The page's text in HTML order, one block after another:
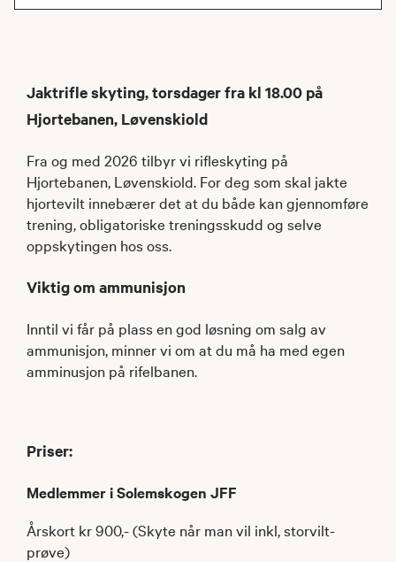
Jaktrifle skyting, torsdager fra kl 18.00 på
Hjortebanen, Løvenskiold
Fra og med 2026 tilbyr vi rifleskyting på
Hjortebanen, Løvenskiold. For deg som skal jakte
hjortevilt innebærer det at du både kan gjennomføre
trening, obligatoriske treningsskudd og selve
oppskytingen hos oss.
Viktig om ammunisjon
Inntil vi får på plass en god løsning om salg av
ammunisjon, minner vi om at du må ha med egen
amminusjon på rifelbanen.
Priser:
Medlemmer i Solemskogen JFF
Årskort kr 900,- (Skyte når man vil inkl, storvilt-
prøve)